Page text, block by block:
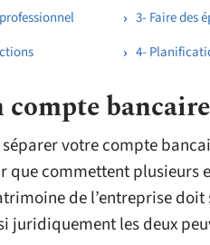
3- Faire des
4-
compte
votre compte
que commettent
de l’entreprise
juridiquement les deux